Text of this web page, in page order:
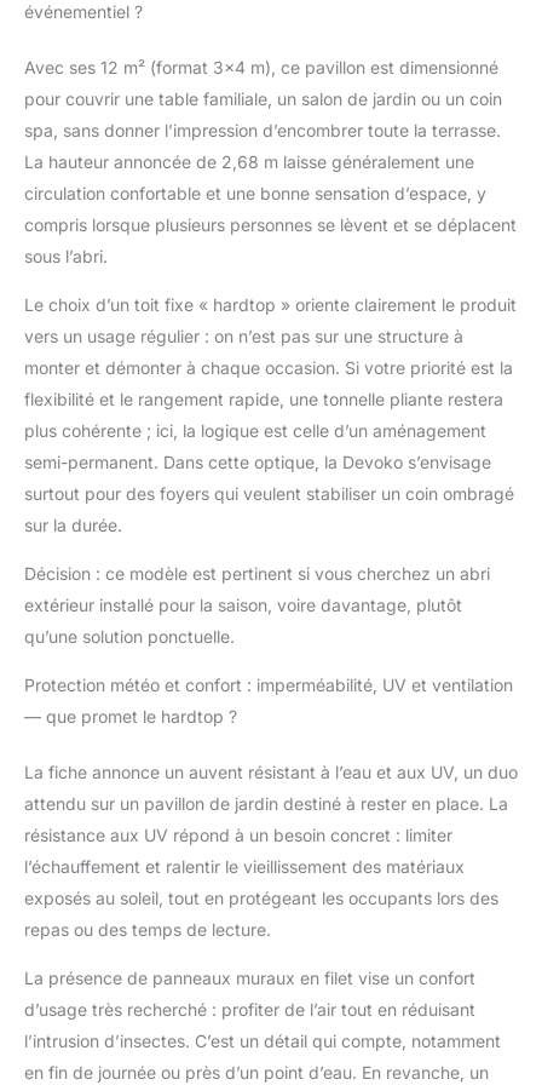
la tonnelle de jardin est
entièrement améliorée.
Durable : les tonnelles
Devoko sont
d'aluminium qui est
inoxydable et
des tubes a été
optimisée pour réduire
les coûts d'entretien
lors d'une utilisation à
long terme. Cela
garantit une longue
durée de vie en plein air
dans des conditions
plusieurs tailles au
choix, la tonnelle
qu'il s'agisse d'une
offrir une expérience
Lumière et vue
dégagée : le haut de la
tonnelle est équipé de
16 panneaux creux en
offrent une lumière
douce et directe et un
lumineux sans
oppression, et 4 pièces
de tissu polyester PA
événementiel ?
Avec ses 12 m² (format 3×4 m), ce pavillon est dimensionné
pour couvrir une table familiale, un salon de jardin ou un coin
spa, sans donner l’impression d’encombrer toute la terrasse.
La hauteur annoncée de 2,68 m laisse généralement une
circulation confortable et une bonne sensation d’espace, y
compris lorsque plusieurs personnes se lèvent et se déplacent
sous l’abri.
Le choix d’un toit fixe « hardtop » oriente clairement le produit
vers un usage régulier : on n’est pas sur une structure à
monter et démonter à chaque occasion. Si votre priorité est la
flexibilité et le rangement rapide, une tonnelle pliante restera
plus cohérente ; ici, la logique est celle d’un aménagement
semi-permanent. Dans cette optique, la Devoko s’envisage
surtout pour des foyers qui veulent stabiliser un coin ombragé
sur la durée.
Décision : ce modèle est pertinent si vous cherchez un abri
extérieur installé pour la saison, voire davantage, plutôt
qu’une solution ponctuelle.
Protection météo et confort : imperméabilité, UV et ventilation
— que promet le hardtop ?
La fiche annonce un auvent résistant à l’eau et aux UV, un duo
attendu sur un pavillon de jardin destiné à rester en place. La
résistance aux UV répond à un besoin concret : limiter
l’échauffement et ralentir le vieillissement des matériaux
exposés au soleil, tout en protégeant les occupants lors des
repas ou des temps de lecture.
La présence de panneaux muraux en filet vise un confort
d’usage très recherché : profiter de l’air tout en réduisant
l’intrusion d’insectes. C’est un détail qui compte, notamment
en fin de journée ou près d’un point d’eau. En revanche, un